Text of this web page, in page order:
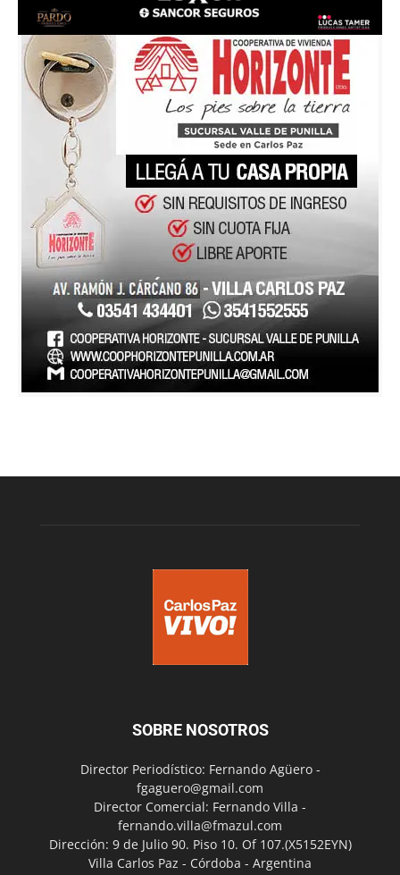
SOBRE NOSOTROS
Director Periodístico: Fernando Agüero -
fgaguero@gmail.com
Director Comercial: Fernando Villa -
fernando.villa@fmazul.com
Dirección: 9 de Julio 90. Piso 10. Of 107.(X5152EYN)
Villa Carlos Paz - Córdoba - Argentina